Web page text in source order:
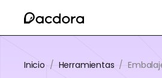
Inicio / Herramientas /